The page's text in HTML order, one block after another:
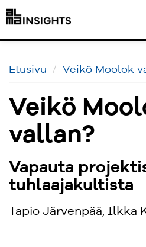
Etusivu Veikö Moolok
Veikö
vallan?
Vapauta
tuhlaajakultista
Tapio Järvenpää, Ilkka